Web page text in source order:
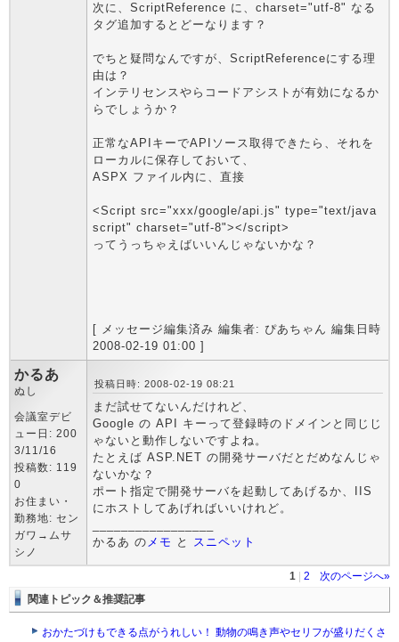
次に、ScriptReference に、charset="utf-8" なる
タグ追加するとどーなります？
でちと疑問なんですが、ScriptReferenceにする理
由は？
インテリセンスやらコードアシストが有効になるか
らでしょうか？
正常なAPIキーでAPIソース取得できたら、それを
ローカルに保存しておいて、
ASPX ファイル内に、直接
<Script src="xxx/google/api.js" type="text/java
script" charset="utf-8"></script>
ってうっちゃえばいいんじゃないかな？
[ メッセージ編集済み 編集者: ぴあちゃん 編集日時
2008-02-19 01:00 ]
かるあ
ぬし
会議室デビ
ュー日: 200
3/11/16
投稿数: 119
0
お住まい・
勤務地: セン
ガワ→ムサ
シノ
投稿日時: 2008-02-19 08:21
まだ試せてないんだけれど、
Google の API キーって登録時のドメインと同じじ
ゃないと動作しないですよね。
たとえば ASP.NET の開発サーバだとだめなんじゃ
ないかな？
ポート指定で開発サーバを起動してあげるか、IIS
にホストしてあげればいいけれど。
かるあ の メモ と スニペット
1 2
次のページへ»
関連トピック＆推奨記事
おかたづけもできる点がうれしい！ 動物の鳴き声やセリフが盛りだくさ